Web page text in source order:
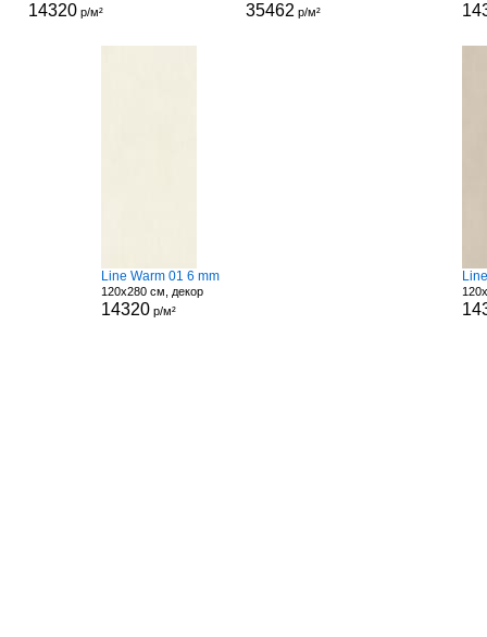
14320 р/м² 35462 р/м²
Line Warm 01 6 mm
120x280 см, декор
14320р/м²